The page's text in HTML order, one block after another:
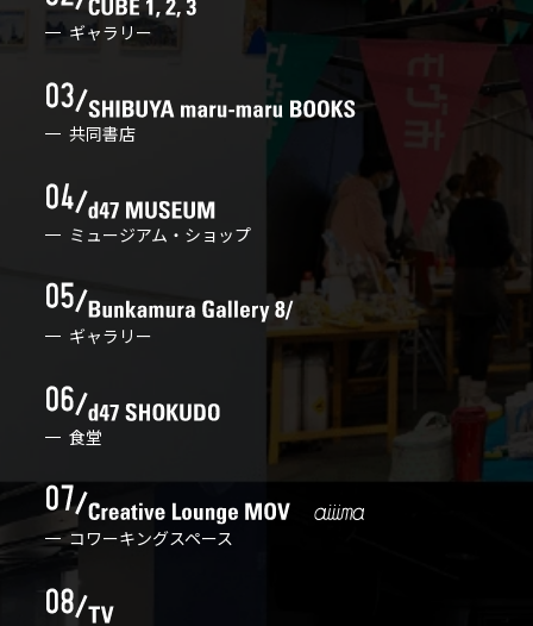
ギャラリー
共同書店
ミュージアム・ショップ
ギャラリー
食堂
コワーキングスペース